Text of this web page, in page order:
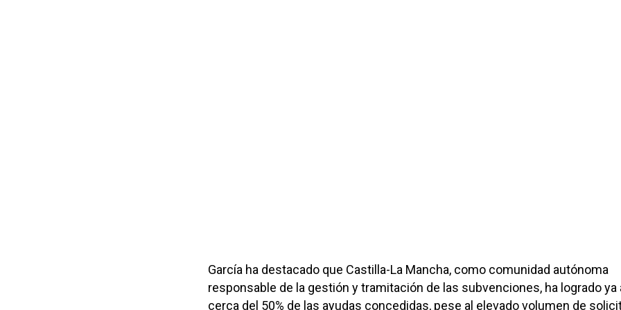
García ha destacado que Castilla-La Mancha, como comunidad autónoma
responsable de la gestión y tramitación de las subvenciones, ha logrado ya
cerca del 50% de las ayudas concedidas, pese al elevado volumen de